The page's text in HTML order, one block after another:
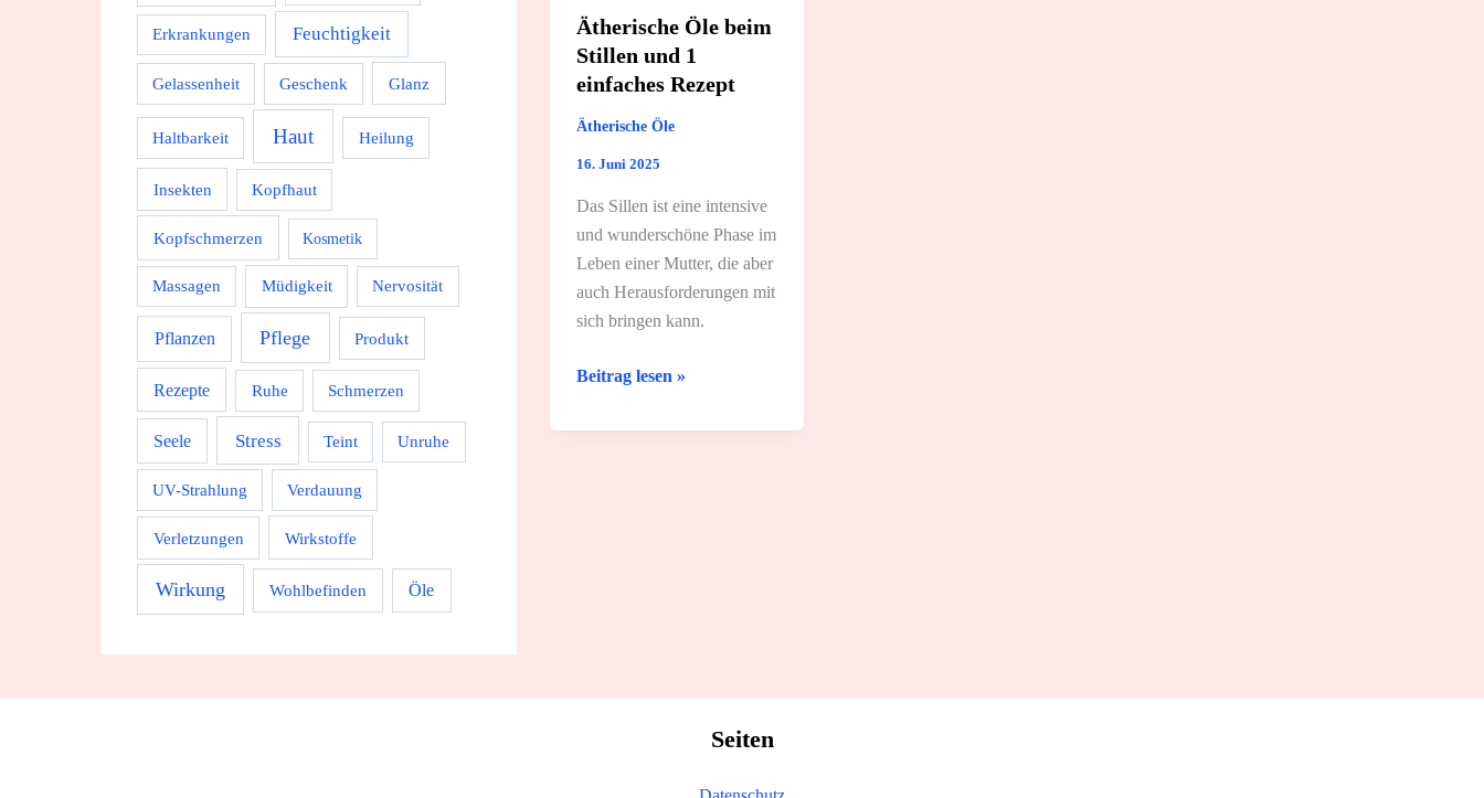
Erkrankungen Feuchtigkeit
Gelassenheit Geschenk Glanz
Haltbarkeit Haut Heilung
Insekten Kopfhaut
Kopfschmerzen Kosmetik
Massagen Müdigkeit Nervosität
Pflanzen Pflege Produkt
Rezepte Ruhe Schmerzen
Seele Stress Teint Unruhe
UV-Strahlung Verdauung
Verletzungen Wirkstoffe
Wirkung Wohlbefinden Öle
Ätherische Öle beim
Stillen und 1
einfaches Rezept
Ätherische Öle
16. Juni 2025
Das Sillen ist eine intensive
und wunderschöne Phase im
Leben einer Mutter, die aber
auch Herausforderungen mit
sich bringen kann.
Ätherische
beim
Beitrag lesen »
Seiten